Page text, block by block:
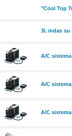
"Cool Top
3l. indas su
A/C sistema
A/C sistema
A/C sistema